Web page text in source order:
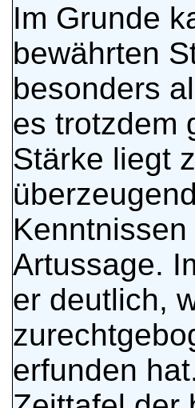
Im Grunde
bewährten
besonders
es trotzdem
Stärke liegt
Artussage.
er deutlich,
erfunden